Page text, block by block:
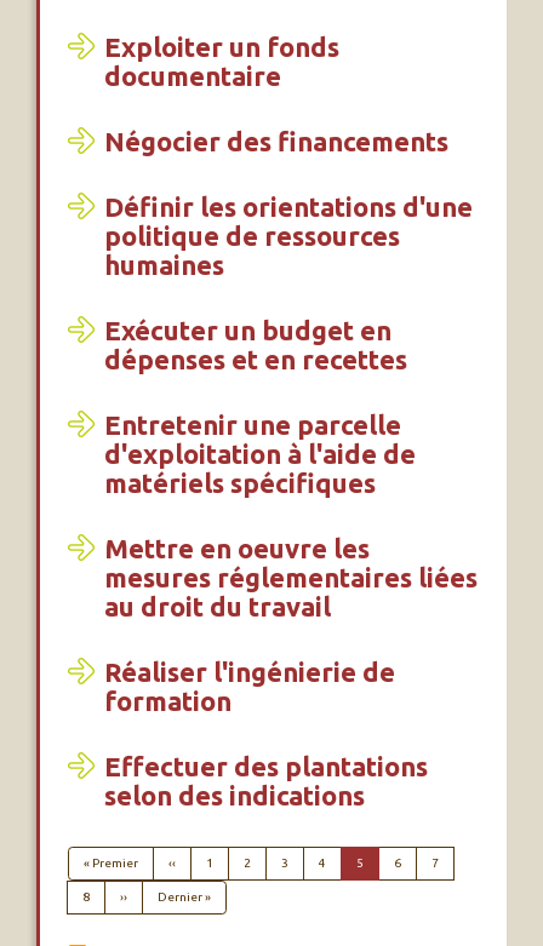
Exploiter un fonds
documentaire
Négocier des financements
Définir les orientations d'une
politique de ressources
humaines
Exécuter un budget en
dépenses et en recettes
Entretenir une parcelle
d'exploitation à l'aide de
matériels spécifiques
Mettre en oeuvre les
mesures réglementaires liées
au droit du travail
Réaliser l'ingénierie de
formation
Effectuer des plantations
selon des indications
« PremierPremière page
‹‹Page précédente
1 2 3 4 5 6 7
8 ››Page suivante
Dernier »Dernière page